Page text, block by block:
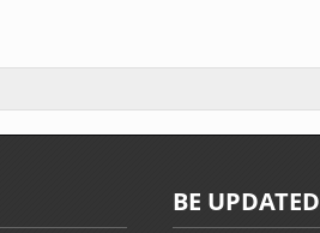
BE UPDATED